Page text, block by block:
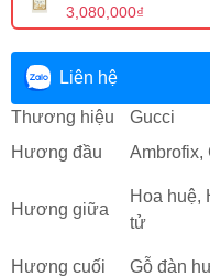
3,080,000₫
Liên hệ
Thương hiệu
Gucci
Hương đầu
Ambrofix,
Hương giữa
Hoa huệ,
tử
Hương cuối Gỗ đàn